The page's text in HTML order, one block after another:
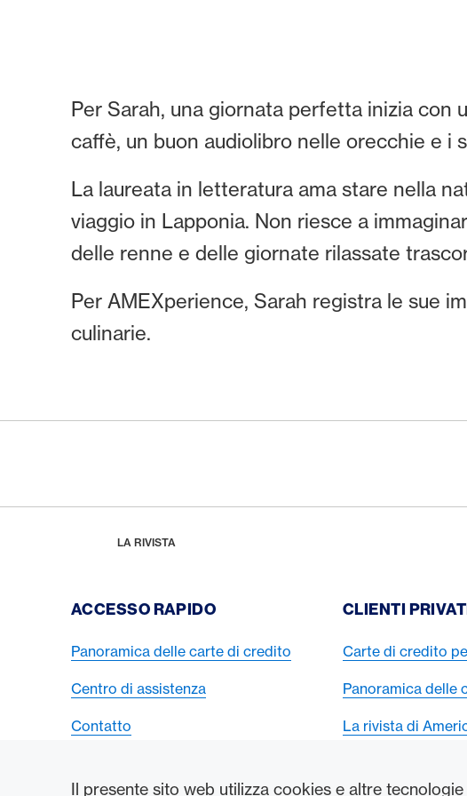
Il presente sito web utilizza cookies e altre
Per Sarah, una giornata perfetta inizia con
caffè, un buon audiolibro nelle orecchie e i
La laureata in letteratura ama stare nella
viaggio in Lapponia. Non riesce a
delle renne e delle giornate rilassate
Per AMEXperience, Sarah registra le sue
culinarie.
Footer
LA RIVISTA
Footer Navigation
ACCESSO RAPIDO
Panoramica delle carte di credito
Centro di assistenza
Contatto
CLIENTI
Carte di credito
Panoramica delle
La rivista di